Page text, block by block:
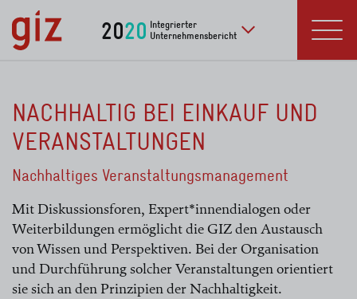
zum Inhalt springen
2020 Integrierter
Unternehmensbericht
Zu weiteren Menü
NACHHALTIG BEI EINKAUF UND
VERANSTALTUNGEN
Nachhaltiges Veranstaltungsmanagement
Mit Diskussionsforen, Expert*innendialogen oder
Weiterbildungen ermöglicht die GIZ den Austausch
von Wissen und Perspektiven. Bei der Organisation
und Durchführung solcher Veranstaltungen orientiert
sie sich an den Prinzipien der Nachhaltigkeit.